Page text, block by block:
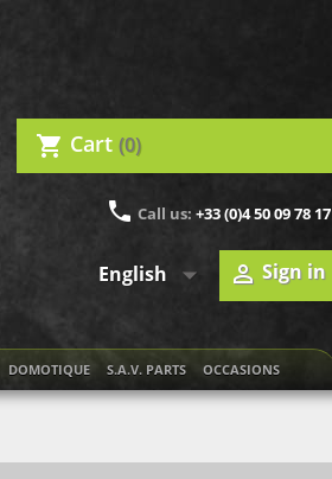
shopping_cart Cart (0)
phone Call us: +33 (0)4 50 09 78 17
English   Sign in
DOMOTIQUE S.A.V. PARTS OCCASIONS